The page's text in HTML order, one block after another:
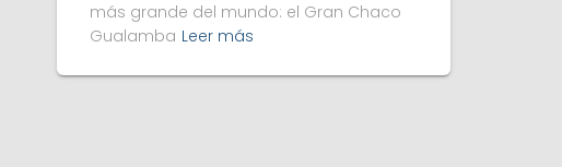
más grande del mundo: el Gran Chaco
Gualamba Leer más